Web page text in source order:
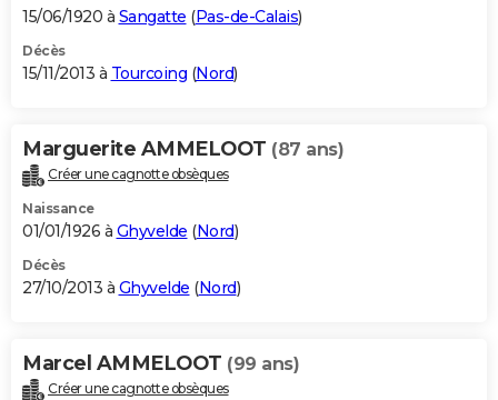
15/06/1920 à Sangatte (Pas-de-Calais)
Décès
15/11/2013 à Tourcoing (Nord)
Marguerite AMMELOOT (87 ans)
Créer une cagnotte obsèques
Naissance
01/01/1926 à Ghyvelde (Nord)
Décès
27/10/2013 à Ghyvelde (Nord)
Marcel AMMELOOT (99 ans)
Créer une cagnotte obsèques